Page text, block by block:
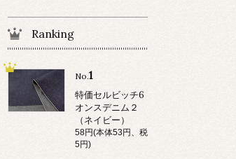
Ranking
No.1
特価セルビッチ6
オンスデニム２
（ネイビー）
58円(本体53円、税
5円)